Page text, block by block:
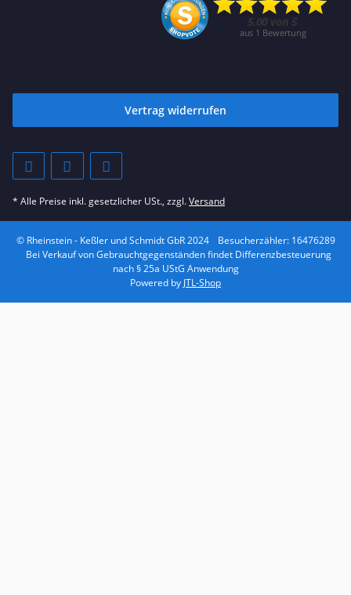
Vertrag widerrufen
* Alle Preise inkl. gesetzlicher USt., zzgl.Versand
© Rheinstein - Keßler und Schmidt GbR 2024
Besucherzähler: 16476289
Bei Verkauf von Gebrauchtgegenständen findet Differenzbesteuerung
nach § 25a UStG Anwendung
Powered by JTL-Shop